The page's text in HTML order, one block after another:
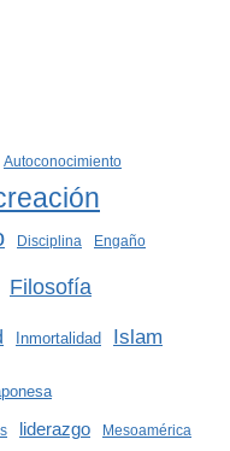
Autoconocimiento
Disciplina Engaño
Filosofía
Inmortalidad Islam
liderazgo Mesoamérica